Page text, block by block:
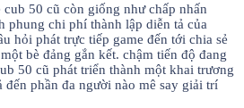
50 cũ còn giống như chấp nhấn
phung chi phí thành lập diễn tả của
hỏi phát trực tiếp game đến tới chia sẻ
bè đảng gắn kết. chậm tiến độ đang
50 cũ phát triển thành một khai trương
đến phần đa người nào mê say giải trí